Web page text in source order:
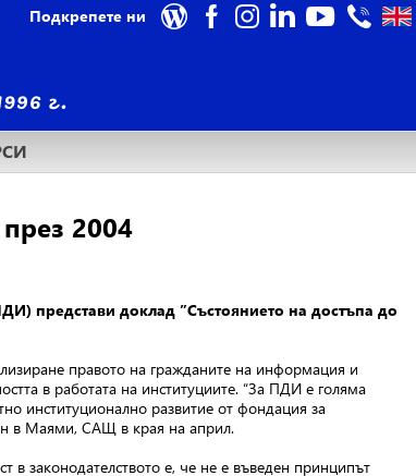
Подкрепете ни
2004
представи доклад ”Състоянието на достъпа до
правото на гражданите на информация и
в работата на институциите. “За ПДИ е голяма
институционално развитие от фондация за
в Маями, САЩ в края на април.
законодателството е, че не е въведен принципът